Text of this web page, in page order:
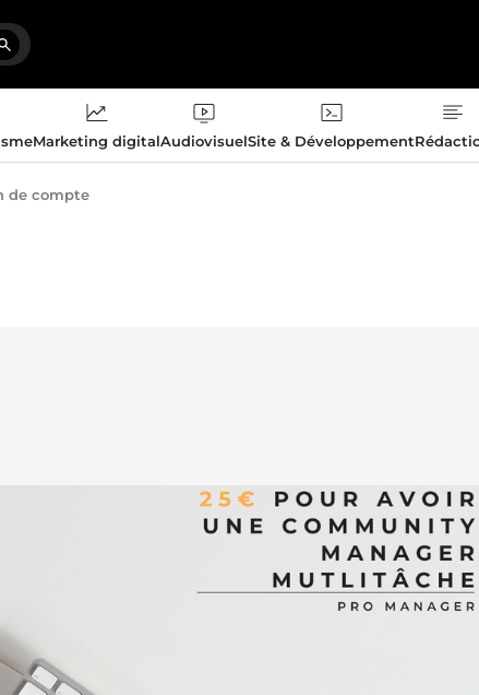
Marketing digitalAudiovisuelSite & Développement
de compte